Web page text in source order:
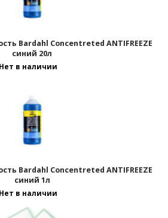
Bardahl Concentreted ANTIFREEZE
синий 20л
Нет в наличии
Bardahl Concentreted ANTIFREEZE
синий 1л
Нет в наличии